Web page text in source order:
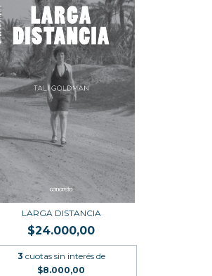
LARGA DISTANCIA
$24.000,00
3 cuotas sin interés de
$8.000,00